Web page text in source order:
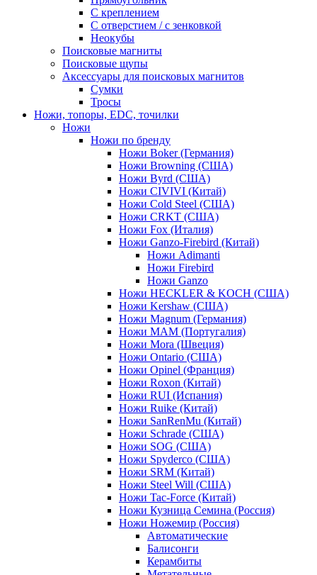
С креплением
С отверстием / с зенковкой
Неокубы
Поисковые магниты
Поисковые щупы
Аксессуары для поисковых магнитов
Сумки
Тросы
Ножи, топоры, EDC, точилки
Ножи
Ножи по бренду
Ножи Boker (Германия)
Ножи Browning (США)
Ножи Byrd (США)
Ножи CIVIVI (Китай)
Ножи Cold Steel (США)
Ножи CRKT (США)
Ножи Fox (Италия)
Ножи Ganzo-Firebird (Китай)
Ножи Adimanti
Ножи Firebird
Ножи Ganzo
Ножи HECKLER & KOCH (США)
Ножи Kershaw (США)
Ножи Magnum (Германия)
Ножи MAM (Португалия)
Ножи Mora (Швеция)
Ножи Ontario (США)
Ножи Opinel (Франция)
Ножи Roxon (Китай)
Ножи RUI (Испания)
Ножи Ruike (Китай)
Ножи SanRenMu (Китай)
Ножи Schrade (США)
Ножи SOG (США)
Ножи Spyderco (США)
Ножи SRM (Китай)
Ножи Steel Will (США)
Ножи Tac-Force (Китай)
Ножи Кузница Семина (Россия)
Ножи Ножемир (Россия)
Автоматические
Балисонги
Керамбиты